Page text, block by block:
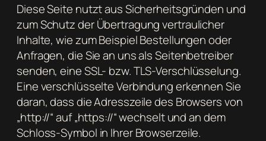
Diese Seite nutzt aus Sicherheitsgründen und
zum Schutz der Übertragung vertraulicher
Inhalte, wie zum Beispiel Bestellungen oder
Anfragen, die Sie an uns als Seitenbetreiber
senden, eine SSL- bzw. TLS-Verschlüsselung.
Eine verschlüsselte Verbindung erkennen Sie
daran, dass die Adresszeile des Browsers von
„http://“ auf „https://“ wechselt und an dem
Schloss-Symbol in Ihrer Browserzeile.